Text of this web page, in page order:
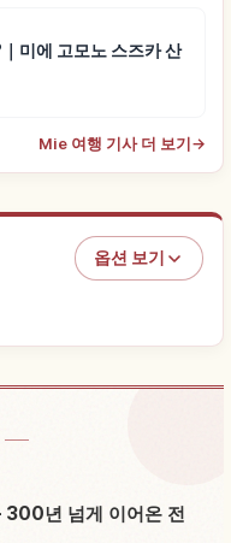
미에 고모노 스즈카 산
Mie 여행 기사 더 보기 →
옵션 보기
기
↗
300년 넘게 이어온 전